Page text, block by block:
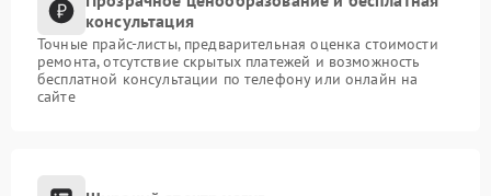
консультация
Точные прайс-листы, предварительная оценка стоимости
ремонта, отсутствие скрытых платежей и возможность
бесплатной консультации по телефону или онлайн на
сайте